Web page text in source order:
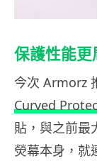
保護性能更
今次 Armorz
Curved
貼，與之前最
熒幕本身，就